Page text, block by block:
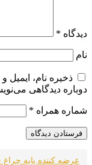
*
ذخیره نام، ایمیل
دیدگاهی
همراه *
عرضه کننده پایه چراغ